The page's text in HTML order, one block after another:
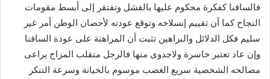
فالسافنا كفكرة محكوم عليها بالفشل وتفتقر إلى أبسط مقومات
النجاح كما أن تقييم إنسلاخه وتوقع عودته لأحضان الوطن أمر غير
سليم فكل الدلائل والبراهين تثبت أن المراهنة على عودة السافنا
وإن عاد تعتبر خاسرة ولاجدوى منها فالرجل متقلب المزاج يراعى
مصالحه الشخصية سريع الغضب موسوم بالخيانة وسرعة التنكر